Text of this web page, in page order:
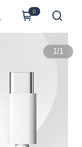
0
1/1